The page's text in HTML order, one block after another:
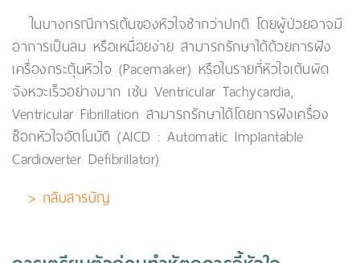
ในบางกรณีการเต้นของหัวใจช้ากว่าปกติ โดยผู้ป่วยอาจมี
อาการเป็นลม หรือเหนื่อยง่าย สามารถรักษาได้ด้วยการฝัง
เครื่องกระตุ้นหัวใจ (Pacemaker) หรือในรายที่หัวใจเต้นผิด
จังหวะเร็วอย่างมาก เช่น Ventricular Tachycardia,
Ventricular Fibrillation สามารถรักษาได้โดยการฝังเครื่อง
ช็อกหัวใจอัตโนมัติ (AICD : Automatic Implantable
Cardioverter Defibrillator)
> กลับสารบัญ